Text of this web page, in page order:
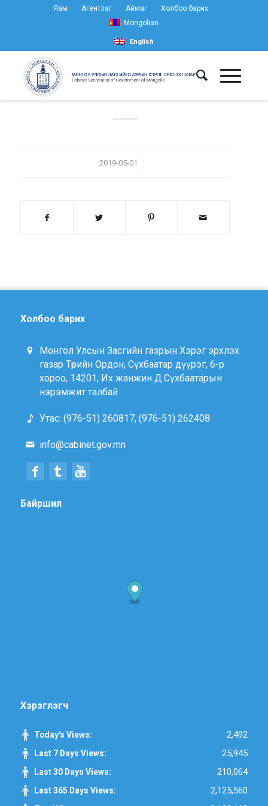
Яам Агентлаг Аймаг
Холбоо барих
Mongolian
English
2019-05-01
/
Холбоо барих
Монгол Улсын Засгийн газрын Хэрэг эрхлэх
газар Төрийн Ордон, Сүхбаатар дүүрэг, 6-р
хороо, 14201, Их жанжин Д.Сүхбаатарын
нэрэмжит талбай
Утас: (976-51) 260817, (976-51) 262408
info@cabinet.gov.mn
Байршил
Хэрэглэгч
Today's Views: 2,492
Last 7 Days Views: 25,945
Last 30 Days Views: 210,064
Last 365 Days Views: 2,125,560